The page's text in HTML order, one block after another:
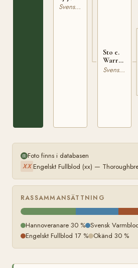
Svensk Varmblodig Ridhäst
Sto e.
Warren
Hastings
Svensk Varmblodig Ridhäst
Foto finns i databasen
XX Engelskt Fullblod (xx) —
RASSAMMANSÄTTNING
Hannoveranare 30 % Svensk
Engelskt Fullblod 17 % Okänd 30 %